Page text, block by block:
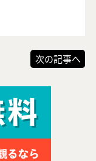
次の記事へ